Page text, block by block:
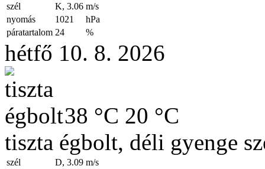
szél K, 3.06 m/s
nyomás
1021
hPa
páratartalom 24 %
hétfő 10. 8. 2026
38 °C 20 °C
tiszta égbolt, déli gyenge
szél D, 3.09 m/s